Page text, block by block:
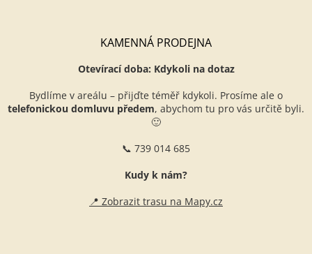
KAMENNÁ PRODEJNA
Otevírací doba: Kdykoli na dotaz
Bydlíme v areálu – přijďte téměř kdykoli. Prosíme ale o
telefonickou domluvu předem, abychom tu pro vás určitě byli.
🙂
📞 739 014 685
Kudy k nám?
📍 Zobrazit trasu na Mapy.cz